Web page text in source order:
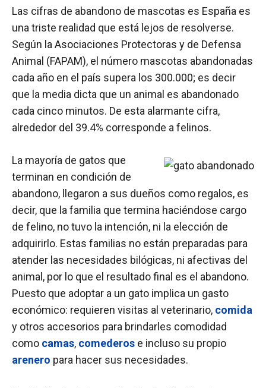
Las cifras de abandono de mascotas es España es
una triste realidad que está lejos de resolverse.
Según la Asociaciones Protectoras y de Defensa
Animal (FAPAM), el número mascotas abandonadas
cada año en el país supera los 300.000; es decir
que la media dicta que un animal es abandonado
cada cinco minutos. De esta alarmante cifra,
alrededor del 39.4% corresponde a felinos.
La mayoría de gatos que
terminan en condición de
abandono, llegaron a sus dueños como regalos, es
decir, que la familia que termina haciéndose cargo
de felino, no tuvo la intención, ni la elección de
adquirirlo. Estas familias no están preparadas para
atender las necesidades bilógicas, ni afectivas del
animal, por lo que el resultado final es el abandono.
Puesto que adoptar a un gato implica un gasto
económico: requieren visitas al veterinario, comida
y otros accesorios para brindarles comodidad
como camas, comederos e incluso su propio
arenero para hacer sus necesidades.